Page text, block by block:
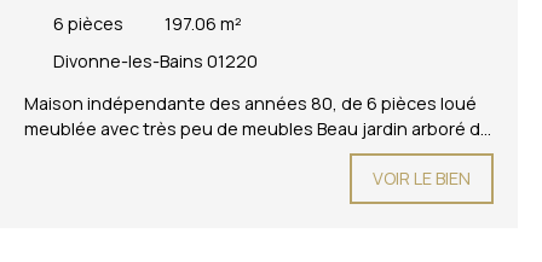
jardin
6 pièces 197.06 m²
Divonne-les-Bains 01220
Maison indépendante des années 80, de 6 pièces loué
meublée avec très peu de meubles Beau jardin arboré de
1'800 m2 non clôturé environ avec bassin et poissons
Environnement calme et privilégié à proximité du centre-
ville et du lac de Divonne. Au RDC : entrée avec
VOIR LE BIEN